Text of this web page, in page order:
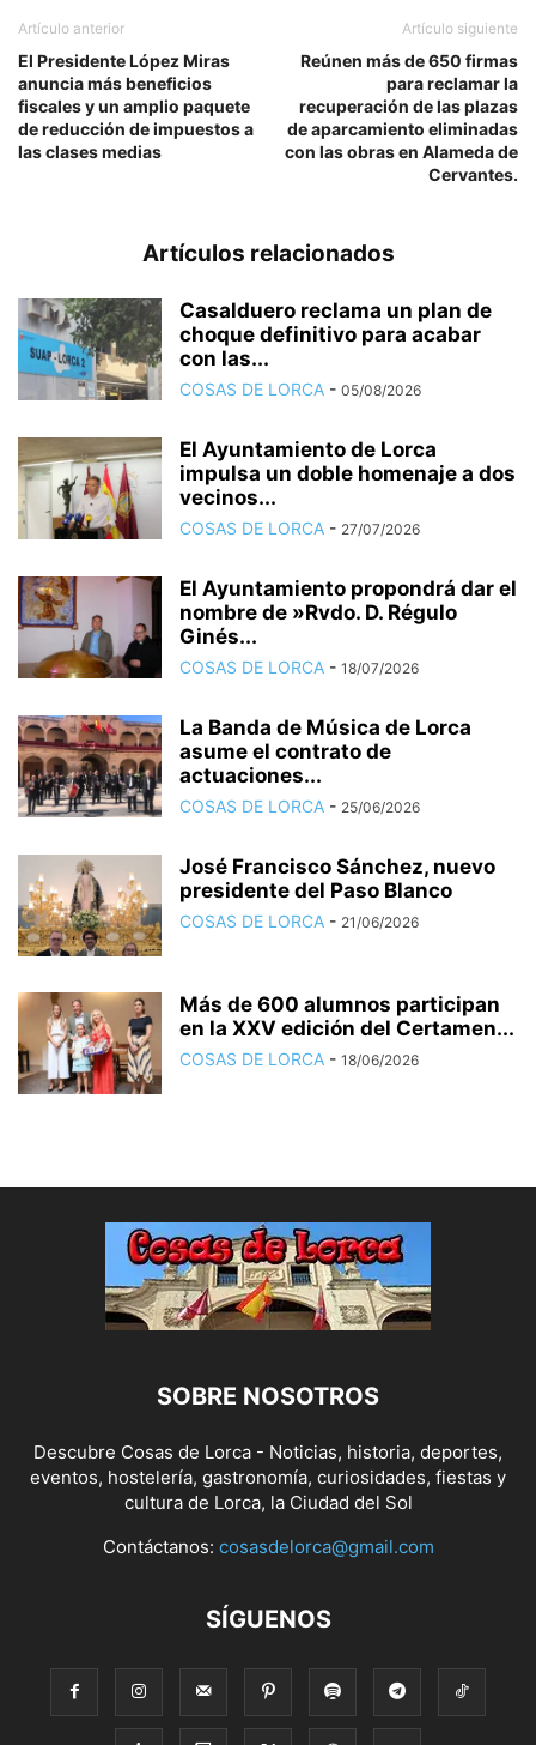
Artículo anterior
El Presidente López Miras
anuncia más beneficios
fiscales y un amplio paquete
de reducción de impuestos a
las clases medias
Artículo siguiente
Reúnen más de 650 firmas
para reclamar la
recuperación de las plazas
de aparcamiento eliminadas
con las obras en Alameda de
Cervantes.
Artículos relacionados
Casalduero reclama un plan de
choque definitivo para acabar
con las...
COSAS DE LORCA - 05/08/2026
El Ayuntamiento de Lorca
impulsa un doble homenaje a dos
vecinos...
COSAS DE LORCA - 27/07/2026
El Ayuntamiento propondrá dar el
nombre de »Rvdo. D. Régulo
Ginés...
COSAS DE LORCA - 18/07/2026
La Banda de Música de Lorca
asume el contrato de
actuaciones...
COSAS DE LORCA - 25/06/2026
José Francisco Sánchez, nuevo
presidente del Paso Blanco
COSAS DE LORCA - 21/06/2026
Más de 600 alumnos participan
en la XXV edición del Certamen...
COSAS DE LORCA - 18/06/2026
SOBRE NOSOTROS
Descubre Cosas de Lorca - Noticias, historia, deportes,
eventos, hostelería, gastronomía, curiosidades, fiestas y
cultura de Lorca, la Ciudad del Sol
Contáctanos: cosasdelorca@gmail.com
SÍGUENOS